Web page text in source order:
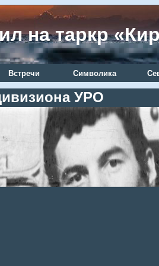
на таркр
Встречи Символика
УРО